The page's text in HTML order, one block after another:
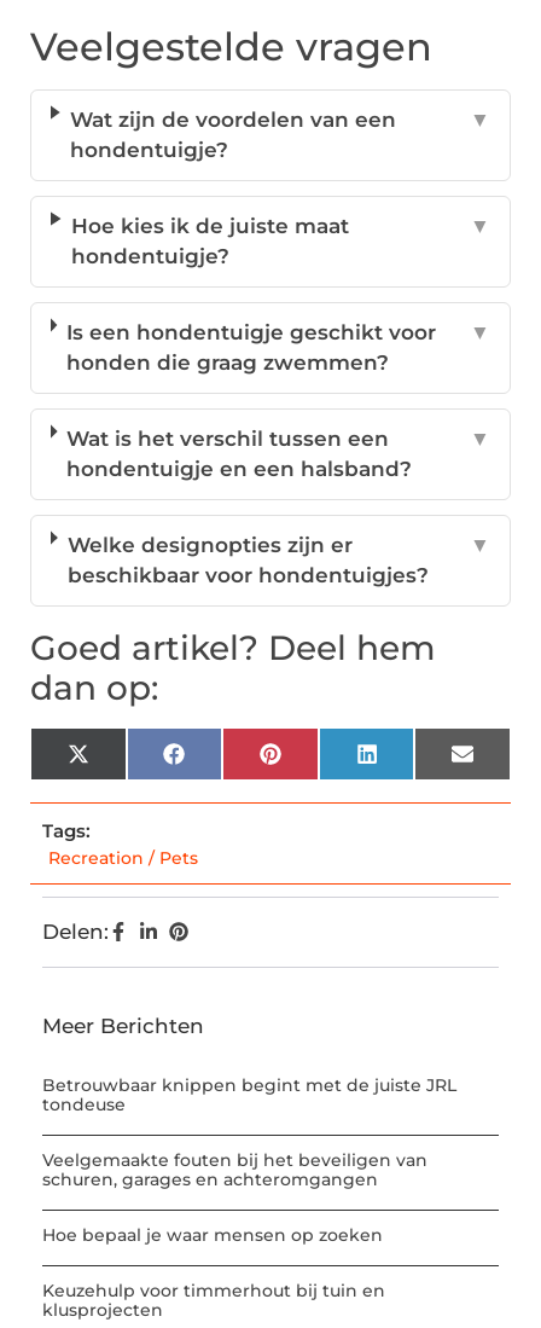
Veelgestelde vragen
Wat zijn de voordelen van een
hondentuigje?
▼
Hoe kies ik de juiste maat
hondentuigje?
▼
Is een hondentuigje geschikt voor
honden die graag zwemmen?
▼
Wat is het verschil tussen een
hondentuigje en een halsband?
▼
Welke designopties zijn er
beschikbaar voor hondentuigjes?
▼
Goed artikel? Deel hem
dan op:
X
(Twitter)
FacebookPinterestLinkedInEmail
Tags:
Recreation / Pets
Delen:
Meer Berichten
Betrouwbaar knippen begint met de juiste JRL
tondeuse
Veelgemaakte fouten bij het beveiligen van
schuren, garages en achteromgangen
Hoe bepaal je waar mensen op zoeken
Keuzehulp voor timmerhout bij tuin en
klusprojecten